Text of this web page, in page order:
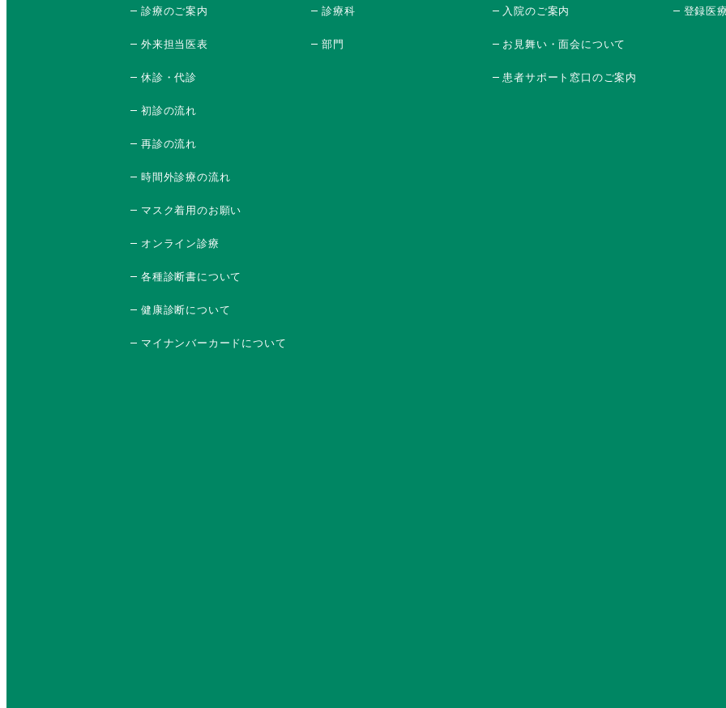
診療のご案内
外来担当医表
休診・代診
初診の流れ
再診の流れ
時間外診療の流れ
マスク着用のお願い
オンライン診療
各種診断書について
健康診断について
マイナンバーカードについて
診療科
部門
入院のご案内
お見舞い・面会について
患者サポート窓口のご案内
登録医